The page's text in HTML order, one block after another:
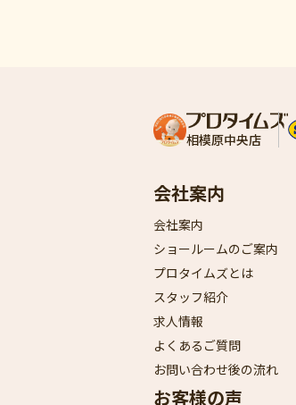
相模原中央店
会社案内
会社案内
ショールームのご案内
プロタイムズとは
スタッフ紹介
求人情報
よくあるご質問
お問い合わせ後の流れ
お客様の声